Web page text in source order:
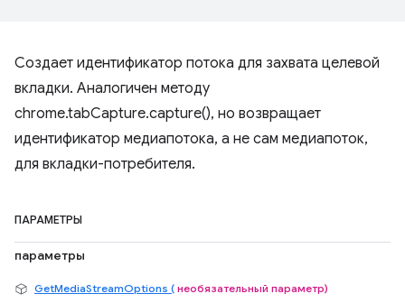
Создает идентификатор потока для захвата целевой
вкладки. Аналогичен методу
chrome.tabCapture.capture(), но возвращает
идентификатор медиапотока, а не сам медиапоток,
для вкладки-потребителя.
ПАРАМЕТРЫ
параметры
GetMediaStreamOptions ( необязательный параметр)